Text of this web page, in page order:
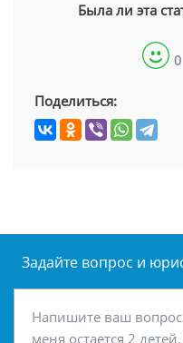
Была ли эта
0
Поделиться:
Задайте вопрос и